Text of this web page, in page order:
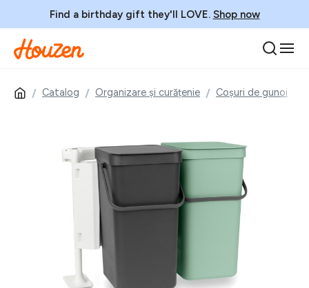
Find a birthday gift they'll LOVE. Shop now
Catalog Organizare și curățenie Coșuri de gunoi